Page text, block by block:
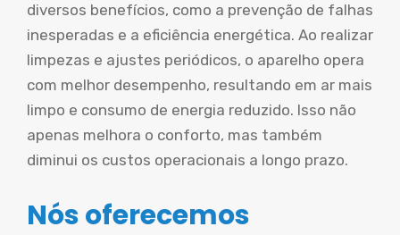
diversos benefícios, como a prevenção de falhas
inesperadas e a eficiência energética. Ao realizar
limpezas e ajustes periódicos, o aparelho opera
com melhor desempenho, resultando em ar mais
limpo e consumo de energia reduzido. Isso não
apenas melhora o conforto, mas também
diminui os custos operacionais a longo prazo.
Nós oferecemos